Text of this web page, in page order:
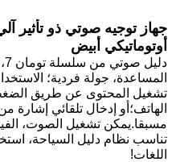
جهاز توجيه صوتي ذو تأثير
أوتوماتيكي أبيض
المساعدة، جولة فردية؛
تشغيل المحتوى عن طريق
الهاتف؛أو إدخال تلقائي إشارة
مسبقا.يمكن تشغيل الصوت،
تناسب نظام دليل السياحة،
اللغات!